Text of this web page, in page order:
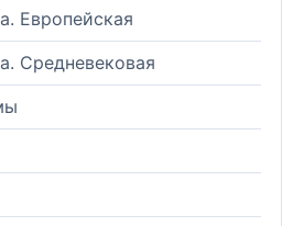
Европейская
Средневековая